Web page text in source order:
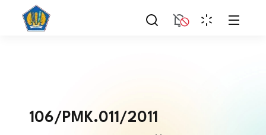
106/PMK.011/2011